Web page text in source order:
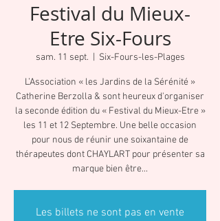
Festival du Mieux-
Etre Six-Fours
sam. 11 sept.
  |
Six-Fours-les-Plages
L’Association « les Jardins de la Sérénité »
Catherine Berzolla & sont heureux d'organiser
la seconde édition du « Festival du Mieux-Etre »
les 11 et 12 Septembre. Une belle occasion
pour nous de réunir une soixantaine de
thérapeutes dont CHAYLART pour présenter sa
marque bien être...
Les billets ne sont pas en vente